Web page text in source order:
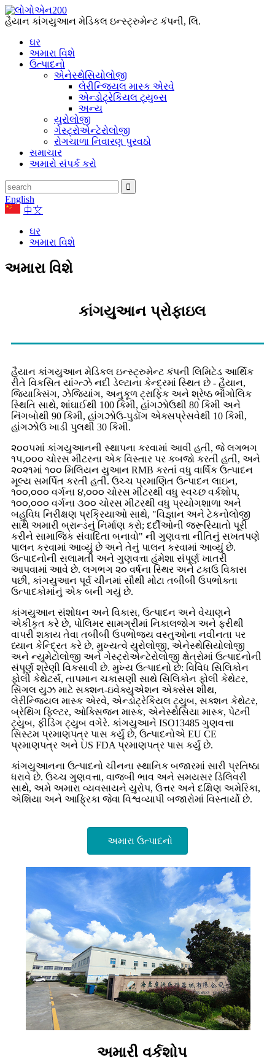
હૈયાન કાંગયુઆન મેડિકલ ઇન્સ્ટ્રુમેન્ટ કંપની, લિ.
ઘર
અમારા વિશે
ઉત્પાદનો
એનેસ્થેસિયોલોજી
લેરીન્જિયલ માસ્ક એરવે
એન્ડોટ્રેકિયલ ટ્યુબ્સ
અન્ય
યુરોલોજી
ગેસ્ટ્રોએન્ટેરોલોજી
રોગચાળા નિવારણ પુરવઠો
સમાચાર
અમારો સંપર્ક કરો
English
中文
ઘર
અમારા વિશે
અમારા વિશે
કાંગયુઆન પ્રોફાઇલ
હૈયાન કાંગયુઆન મેડિકલ ઇન્સ્ટ્રુમેન્ટ કંપની લિમિટેડ આર્થિક
રીતે વિકસિત યાંગ્ત્ઝે નદી ડેલ્ટાના કેન્દ્રમાં સ્થિત છે - હૈયાન,
જિયાક્સિંગ, ઝેજિયાંગ, અનુકૂળ ટ્રાફિક અને શ્રેષ્ઠ ભૌગોલિક
સ્થિતિ સાથે, શાંઘાઈથી 100 કિમી, હાંગઝોઉથી 80 કિમી અને
નિંગબોથી 90 કિમી, હાંગઝોઉ-પુડોંગ એક્સપ્રેસવેથી 10 કિમી,
હાંગઝોઉ ખાડી પુલથી 30 કિમી.
૨૦૦૫માં કાંગયુઆનની સ્થાપના કરવામાં આવી હતી, જે લગભગ
૧૫,૦૦૦ ચોરસ મીટરના એક વિસ્તાર પર કબજો કરતી હતી, અને
૨૦૨૧માં ૧૦૦ મિલિયન યુઆન RMB કરતાં વધુ વાર્ષિક ઉત્પાદન
મૂલ્ય સમર્પિત કરતી હતી. ઉચ્ચ પ્રમાણિત ઉત્પાદન લાઇન,
૧૦૦,૦૦૦ વર્ગના ૪,૦૦૦ ચોરસ મીટરથી વધુ સ્વચ્છ વર્કશોપ,
૧૦૦,૦૦૦ વર્ગના ૩૦૦ ચોરસ મીટરથી વધુ પ્રયોગશાળા અને
બહુવિધ નિરીક્ષણ પ્રક્રિયાઓ સાથે, "વિજ્ઞાન અને ટેકનોલોજી
સાથે અમારી બ્રાન્ડનું નિર્માણ કરો; દર્દીઓની જરૂરિયાતો પૂરી
કરીને સામાજિક સંવાદિતા બનાવો" ની ગુણવત્તા નીતિનું સખતપણે
પાલન કરવામાં આવ્યું છે અને તેનું પાલન કરવામાં આવ્યું છે.
ઉત્પાદનોની સલામતી અને ગુણવત્તા હંમેશા સંપૂર્ણ ખાતરી
આપવામાં આવે છે. લગભગ ૨૦ વર્ષના સ્થિર અને ટકાઉ વિકાસ
પછી, કાંગયુઆન પૂર્વ ચીનમાં સૌથી મોટા તબીબી ઉપભોક્તા
ઉત્પાદકોમાંનું એક બની ગયું છે.
કાંગયુઆન સંશોધન અને વિકાસ, ઉત્પાદન અને વેચાણને
એકીકૃત કરે છે, પોલિમર સામગ્રીમાં નિકાલજોગ અને ફરીથી
વાપરી શકાય તેવા તબીબી ઉપભોજ્ય વસ્તુઓના નવીનતા પર
ધ્યાન કેન્દ્રિત કરે છે, મુખ્યત્વે યુરોલોજી, એનેસ્થેસિયોલોજી
અને ન્યુમેટોલોજી અને ગેસ્ટ્રોએન્ટેરોલોજી ક્ષેત્રોમાં ઉત્પાદનોની
સંપૂર્ણ શ્રેણી વિકસાવી છે. મુખ્ય ઉત્પાદનો છે: વિવિધ સિલિકોન
ફોલી કેથેટર્સ, તાપમાન ચકાસણી સાથે સિલિકોન ફોલી કેથેટર,
સિંગલ યુઝ માટે સક્શન-ઇવેક્યુએશન એક્સેસ શીથ,
લેરીન્જિયલ માસ્ક એરવે, એન્ડોટ્રેકિયલ ટ્યુબ, સક્શન કેથેટર,
બ્રેથિંગ ફિલ્ટર, ઓક્સિજન માસ્ક, એનેસ્થેસિયા માસ્ક, પેટની
ટ્યુબ, ફીડિંગ ટ્યુબ વગેરે. કાંગયુઆને ISO13485 ગુણવત્તા
સિસ્ટમ પ્રમાણપત્ર પાસ કર્યું છે, ઉત્પાદનોએ EU CE
પ્રમાણપત્ર અને US FDA પ્રમાણપત્ર પાસ કર્યું છે.
કાંગયુઆનના ઉત્પાદનો ચીનના સ્થાનિક બજારમાં સારી પ્રતિષ્ઠા
ધરાવે છે. ઉચ્ચ ગુણવત્તા, વાજબી ભાવ અને સમયસર ડિલિવરી
સાથે, અમે અમારા વ્યવસાયને યુરોપ, ઉત્તર અને દક્ષિણ અમેરિકા,
એશિયા અને આફ્રિકા જેવા વિશ્વવ્યાપી બજારોમાં વિસ્તાર્યો છે.
અમારા ઉત્પાદનો
અમારી વર્કશોપ